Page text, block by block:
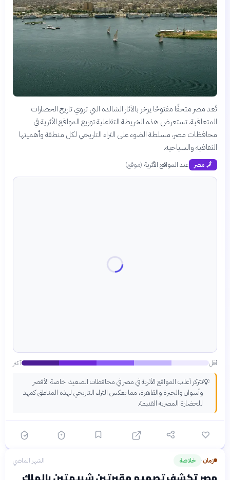
تُعد مصر متحفًا مفتوحًا يزخر بالآثار الشالدة التي تروي تاريخ الحضارات
المتعاقبة. تستعرض هذه الخريطة التفاعلية توزيع المواقع الأثرية في
محافظات مصر، مسلطة الضوء على الثراء التاريخي لكل منطقة وأهميتها
الثقافية والسياحية.
🗾 مصر عدد المواقع الأثرية (موقع)
أقل أكثر
💡تتركز أغلب المواقع الأثرية في مصر في محافظات الصعيد، خاصة الأقصر
وأسوان والجيزة والقاهرة، مما يعكس الثراء التاريخي لهذه المناطق كمهد
للحضارة المصرية القديمة.
زمان› خلاصة الشهر الماضي